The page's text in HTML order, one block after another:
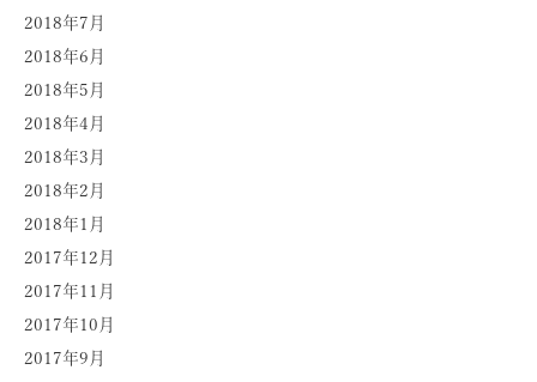
2018年7月
2018年6月
2018年5月
2018年4月
2018年3月
2018年2月
2018年1月
2017年12月
2017年11月
2017年10月
2017年9月